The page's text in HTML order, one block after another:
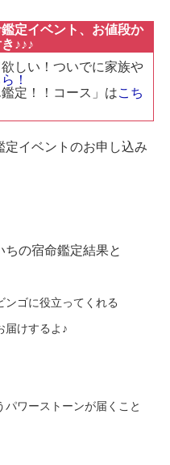
定イベント、お値段か
♪♪♪
しい！ついでに家族や
！
定！！コース」はこち
定イベントのお申し込み
の宿命鑑定結果と
ンゴに役立ってくれる
届けするよ♪
ワーストーンが届くこと